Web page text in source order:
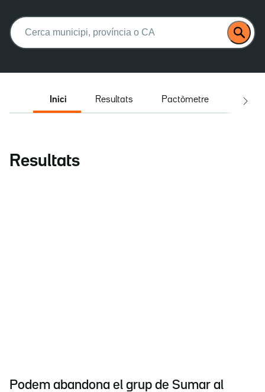
Buscar:
Inici Resultats Pactòmetre
Resultats
Podem abandona el grup de Sumar al